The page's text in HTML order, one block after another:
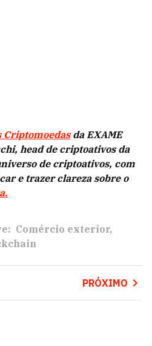
Criptomoedasda EXAME
head de criptoativos da
de criptoativos, com
e trazer clareza sobre o
Comércio exterior
PRÓXIMO